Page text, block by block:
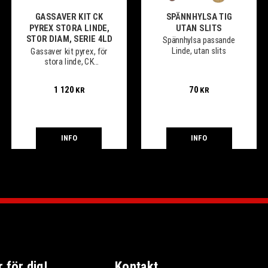
GASSAVER KIT CK
PYREX STORA LINDE,
STOR DIAM, SERIE 4LD
Gassaver kit pyrex, för
stora linde, CK
1 120KR
INFO
SPÄNNHYLSA TIG
UTAN SLITS
Spännhylsa passande
Linde, utan slits
70KR
INFO